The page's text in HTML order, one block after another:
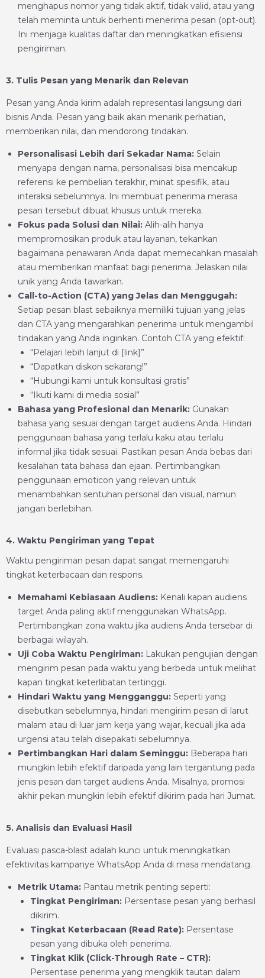
menghapus nomor yang tidak aktif, tidak valid, atau yang
telah meminta untuk berhenti menerima pesan (opt-out).
Ini menjaga kualitas daftar dan meningkatkan efisiensi
pengiriman.
3. Tulis Pesan yang Menarik dan Relevan
Pesan yang Anda kirim adalah representasi langsung dari
bisnis Anda. Pesan yang baik akan menarik perhatian,
memberikan nilai, dan mendorong tindakan.
Personalisasi Lebih dari Sekadar Nama: Selain
menyapa dengan nama, personalisasi bisa mencakup
referensi ke pembelian terakhir, minat spesifik, atau
interaksi sebelumnya. Ini membuat penerima merasa
pesan tersebut dibuat khusus untuk mereka.
Fokus pada Solusi dan Nilai: Alih-alih hanya
mempromosikan produk atau layanan, tekankan
bagaimana penawaran Anda dapat memecahkan masalah
atau memberikan manfaat bagi penerima. Jelaskan nilai
unik yang Anda tawarkan.
Call-to-Action (CTA) yang Jelas dan Menggugah:
Setiap pesan blast sebaiknya memiliki tujuan yang jelas
dan CTA yang mengarahkan penerima untuk mengambil
tindakan yang Anda inginkan. Contoh CTA yang efektif:
“Pelajari lebih lanjut di [link]”
“Dapatkan diskon sekarang!”
“Hubungi kami untuk konsultasi gratis”
“Ikuti kami di media sosial”
Bahasa yang Profesional dan Menarik: Gunakan
bahasa yang sesuai dengan target audiens Anda. Hindari
penggunaan bahasa yang terlalu kaku atau terlalu
informal jika tidak sesuai. Pastikan pesan Anda bebas dari
kesalahan tata bahasa dan ejaan. Pertimbangkan
penggunaan emoticon yang relevan untuk
menambahkan sentuhan personal dan visual, namun
jangan berlebihan.
4. Waktu Pengiriman yang Tepat
Waktu pengiriman pesan dapat sangat memengaruhi
tingkat keterbacaan dan respons.
Memahami Kebiasaan Audiens: Kenali kapan audiens
target Anda paling aktif menggunakan WhatsApp.
Pertimbangkan zona waktu jika audiens Anda tersebar di
berbagai wilayah.
Uji Coba Waktu Pengiriman: Lakukan pengujian dengan
mengirim pesan pada waktu yang berbeda untuk melihat
kapan tingkat keterlibatan tertinggi.
Hindari Waktu yang Mengganggu: Seperti yang
disebutkan sebelumnya, hindari mengirim pesan di larut
malam atau di luar jam kerja yang wajar, kecuali jika ada
urgensi atau telah disepakati sebelumnya.
Pertimbangkan Hari dalam Seminggu: Beberapa hari
mungkin lebih efektif daripada yang lain tergantung pada
jenis pesan dan target audiens Anda. Misalnya, promosi
akhir pekan mungkin lebih efektif dikirim pada hari Jumat.
5. Analisis dan Evaluasi Hasil
Evaluasi pasca-blast adalah kunci untuk meningkatkan
efektivitas kampanye WhatsApp Anda di masa mendatang.
Metrik Utama: Pantau metrik penting seperti:
Tingkat Pengiriman: Persentase pesan yang berhasil
dikirim.
Tingkat Keterbacaan (Read Rate): Persentase
pesan yang dibuka oleh penerima.
Tingkat Klik (Click-Through Rate – CTR):
Persentase penerima yang mengklik tautan dalam